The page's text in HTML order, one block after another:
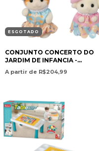
ESGOTADO
CONJUNTO CONCERTO DO
JARDIM DE INFANCIA -
SYLVANIAN FAMILIES - EPOCH
A partir de R$204,99